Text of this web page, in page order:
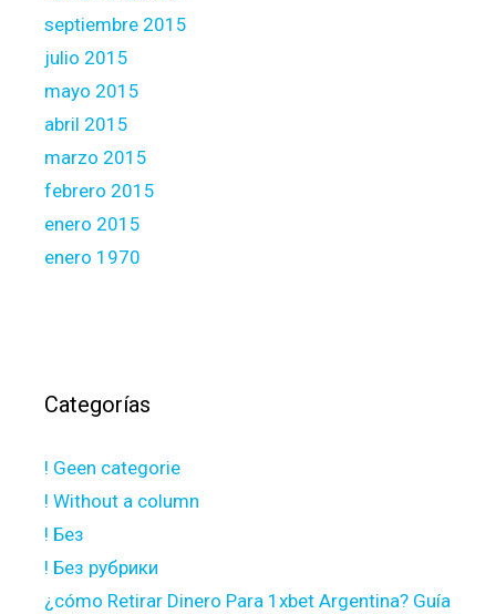
septiembre 2015
julio 2015
mayo 2015
abril 2015
marzo 2015
febrero 2015
enero 2015
enero 1970
Categorías
! Geen categorie
! Without a column
! Без
! Без рубрики
¿cómo Retirar Dinero Para 1xbet Argentina? Guía